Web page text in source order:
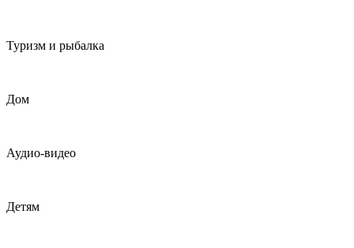
Туризм и рыбалка
Дом
Аудио-видео
Детям